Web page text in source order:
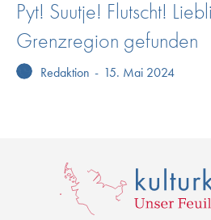
Pyt! Suutje! Flutscht!
Grenzregion gefunden
Redaktion - 15. Mai 2024